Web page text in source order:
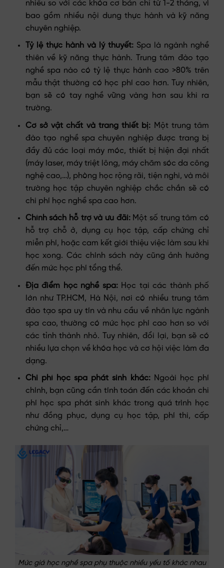
nhiều so với các khóa cơ bản chỉ từ 1-2 tháng, vì
bao gồm nhiều nội dung thực hành và kỹ năng
chuyên nghiệp.
Tỷ lệ thực hành và lý thuyết: Spa là ngành nghề
thiên về kỹ năng thực hành. Trung tâm đào tạo
nghề spa nào có tỷ lệ thực hành cao >80% trên
mẫu thật thường có học phí cao hơn. Tuy nhiên,
bạn sẽ có tay nghề vững vàng hơn sau khi ra
trường.
Cơ sở vật chất và trang thiết bị: Một trung tâm
đào tạo nghề spa chuyên nghiệp được trang bị
đầy đủ các loại máy móc, thiết bị hiện đại nhất
(máy laser, máy triệt lông, máy chăm sóc da công
nghệ cao,…), phòng học rộng rãi, tiện nghi, và môi
trường học tập chuyên nghiệp chắc chắn sẽ có
chi phí học nghề spa cao hơn.
Chính sách hỗ trợ và ưu đãi: Một số trung tâm có
hỗ trợ chỗ ở, dụng cụ học tập, cấp chứng chỉ
miễn phí, hoặc cam kết giới thiệu việc làm sau khi
học xong. Các chính sách này cũng ảnh hưởng
đến mức học phí tổng thể.
Địa điểm học nghề spa: Học tại các thành phố
lớn như TP.HCM, Hà Nội, nơi có nhiều trung tâm
đào tạo spa uy tín và nhu cầu về nhân lực ngành
spa cao, thường có mức học phí cao hơn so với
các tỉnh thành nhỏ. Tuy nhiên, đổi lại, bạn sẽ có
nhiều lựa chọn về khóa học và cơ hội việc làm đa
dạng.
Chi phí học spa phát sinh khác: Ngoài học phí
chính, bạn cũng cần tính toán đến các khoản chi
phí học spa phát sinh khác trong quá trình học
như đồng phục, dụng cụ học tập, phí thi, cấp
chứng chỉ,…
Mức giá học nghề spa phụ thuộc nhiều yếu tố khác nhau